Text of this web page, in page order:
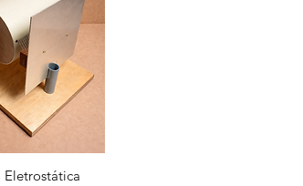
Eletrostática